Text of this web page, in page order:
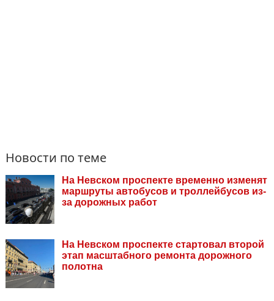
Новости по теме
На Невском проспекте временно изменят
маршруты автобусов и троллейбусов из-
за дорожных работ
На Невском проспекте стартовал второй
этап масштабного ремонта дорожного
полотна